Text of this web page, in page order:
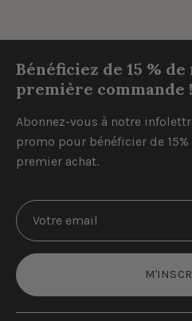
Bénéficiez de 15 %
première commande !
Abonnez-vous à notre
promo pour bénéficier de
premier achat.